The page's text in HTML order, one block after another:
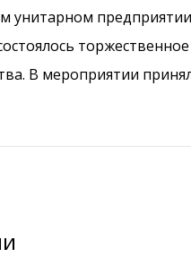
унитарном
В мероприятии